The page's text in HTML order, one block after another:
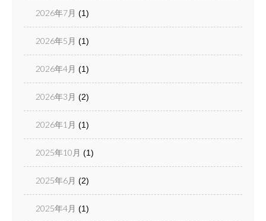
2026年7月 (1)
2026年5月 (1)
2026年4月 (1)
2026年3月 (2)
2026年1月 (1)
2025年10月 (1)
2025年6月 (2)
2025年4月 (1)